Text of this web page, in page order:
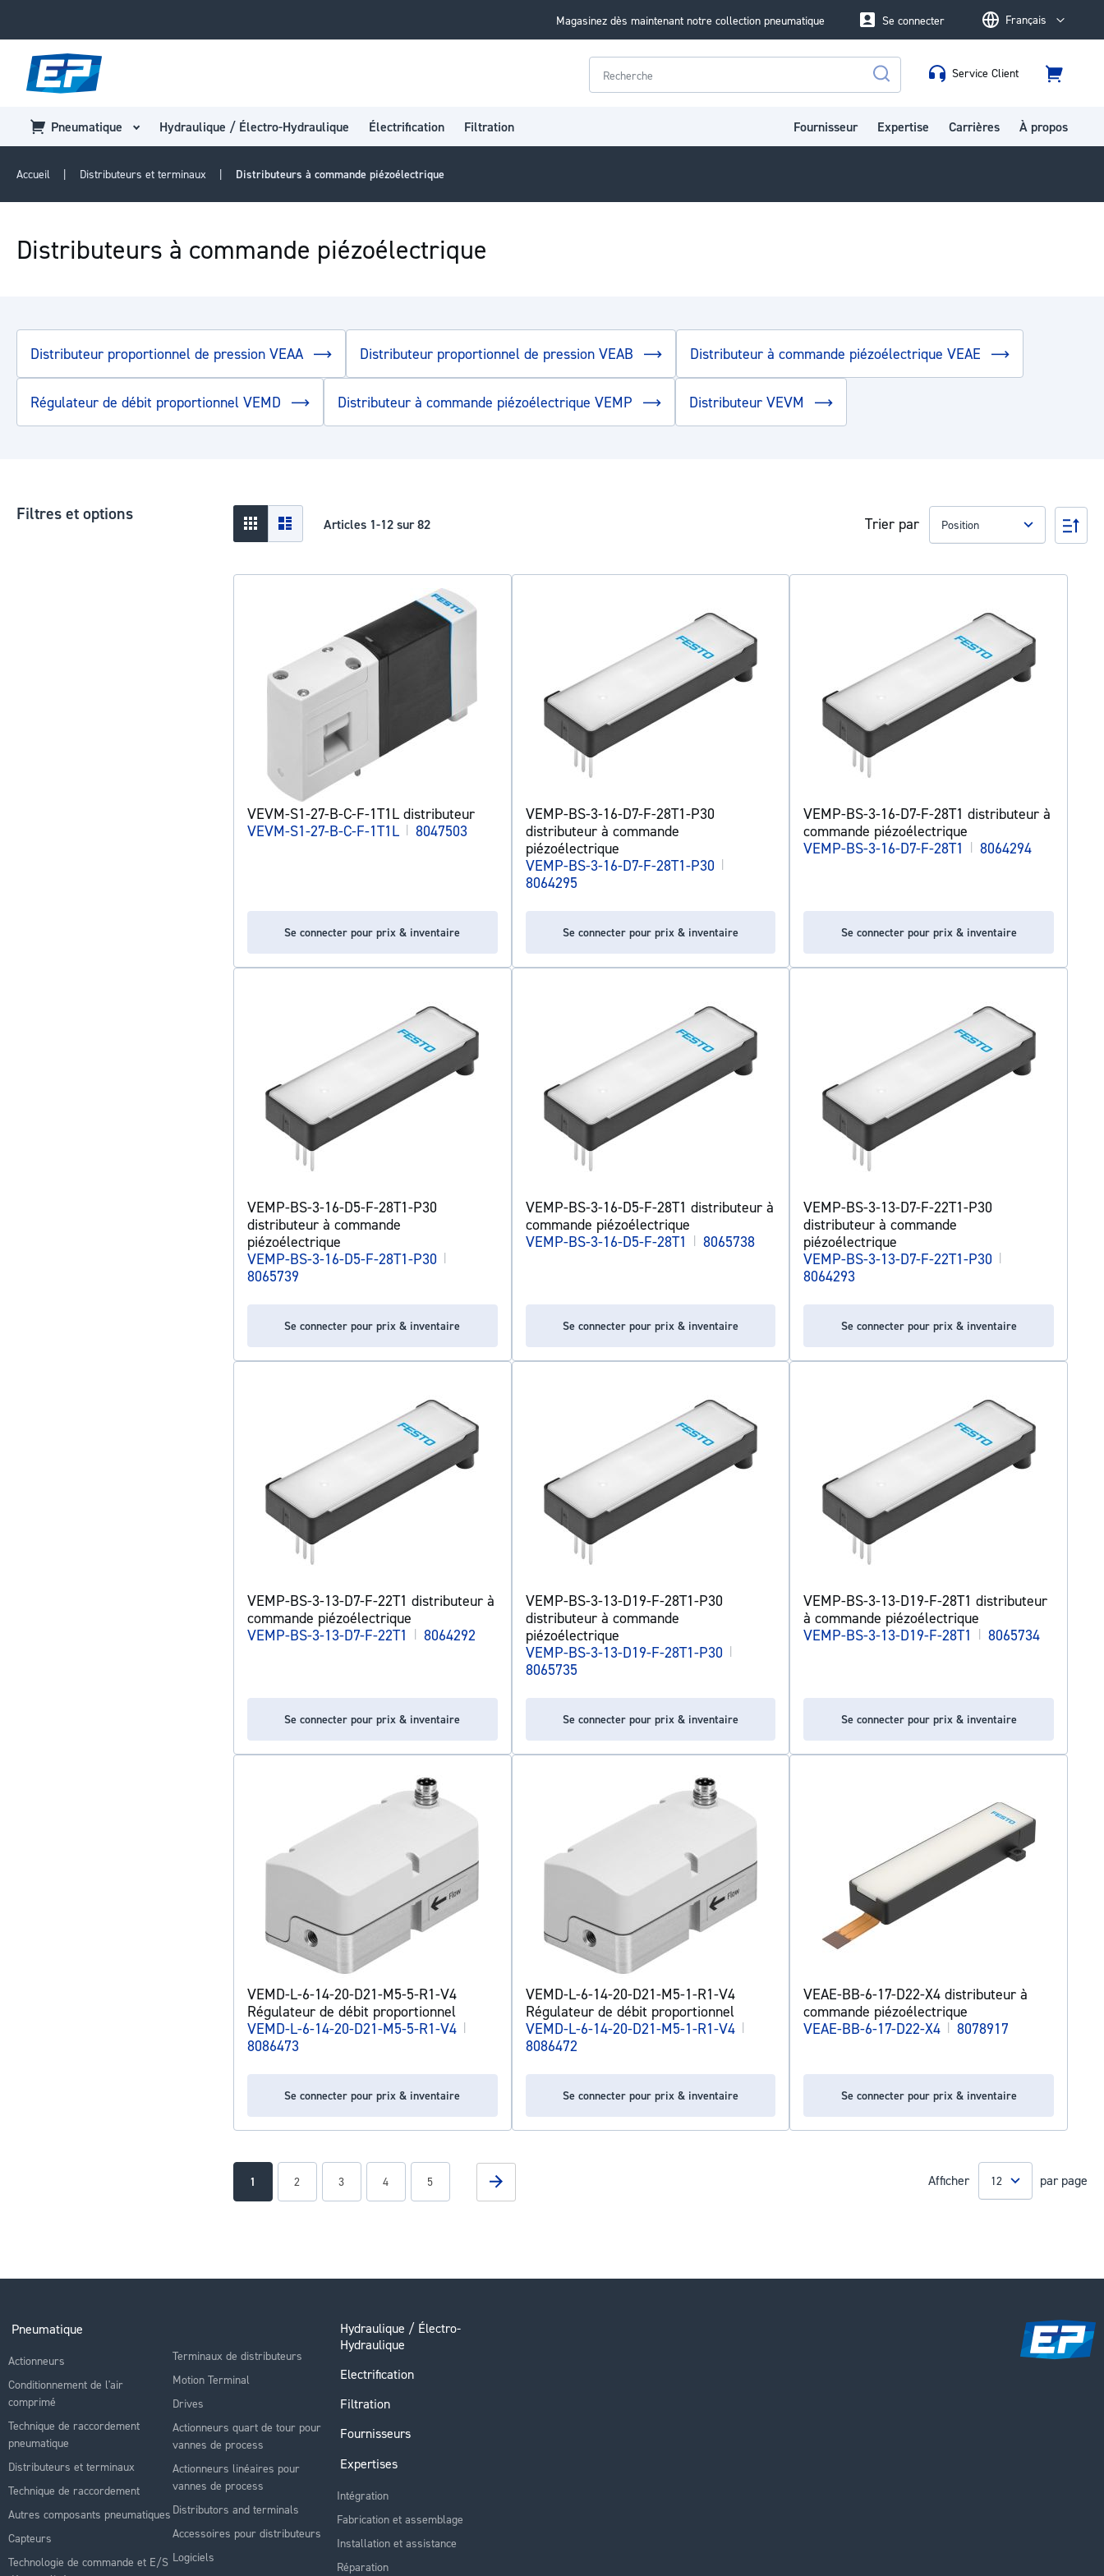
Magasinez dès maintenant notre collection pneumatique LanguageFrançais
Se connecter
Rechercher
Service Client
Panier
Pneumatique Hydraulique / Électro-Hydraulique Électrification Filtration Fournisseur Expertise Carrières À propos
Accueil Distributeurs et terminaux Distributeurs à commande piézoélectrique
Distributeurs à commande piézoélectrique
Distributeur proportionnel de pression VEAA Distributeur proportionnel de pression VEAB Distributeur à commande piézoélectrique VEAE
Régulateur de débit proportionnel VEMD Distributeur à commande piézoélectrique VEMP Distributeur VEVM
Afficher
en
Grid Liste Articles 1-12sur82 Trier par
Par
VEVM-S1-27-B-C-F-1T1L distributeur
VEVM-S1-27-B-C-F-1T1L | 8047503
Se connecter pour prix & inventaire
VEMP-BS-3-16-D7-F-28T1-P30
distributeur à commande
piézoélectrique
VEMP-BS-3-16-D7-F-28T1-P30 |
8064295
Se connecter pour prix & inventaire
VEMP-BS-3-16-D7-F-28T1 distributeur à
commande piézoélectrique
VEMP-BS-3-16-D7-F-28T1
| 8064294
Se connecter pour prix & inventaire
VEMP-BS-3-16-D5-F-28T1-P30
distributeur à commande
piézoélectrique
VEMP-BS-3-16-D5-F-28T1-P30 |
8065739
Se connecter pour prix & inventaire
VEMP-BS-3-16-D5-F-28T1 distributeur à
commande piézoélectrique
VEMP-BS-3-16-D5-F-28T1
| 8065738
Se connecter pour prix & inventaire
VEMP-BS-3-13-D7-F-22T1-P30
distributeur à commande
piézoélectrique
VEMP-BS-3-13-D7-F-22T1-P30 |
8064293
Se connecter pour prix & inventaire
VEMP-BS-3-13-D7-F-22T1 distributeur à
commande piézoélectrique
VEMP-BS-3-13-D7-F-22T1
| 8064292
Se connecter pour prix & inventaire
VEMP-BS-3-13-D19-F-28T1-P30
distributeur à commande
piézoélectrique
VEMP-BS-3-13-D19-F-28T1-P30 |
8065735
Se connecter pour prix & inventaire
VEMP-BS-3-13-D19-F-28T1 distributeur
à commande piézoélectrique
VEMP-BS-3-13-D19-F-28T1
| 8065734
Se connecter pour prix & inventaire
VEMD-L-6-14-20-D21-M5-5-R1-V4
Régulateur de débit proportionnel
VEMD-L-6-14-20-D21-M5-5-R1-V4 |
8086473
Se connecter pour prix & inventaire
VEMD-L-6-14-20-D21-M5-1-R1-V4
Régulateur de débit proportionnel
VEMD-L-6-14-20-D21-M5-1-R1-V4 |
8086472
Se connecter pour prix & inventaire
VEAE-BB-6-17-D22-X4 distributeur à
commande piézoélectrique
VEAE-BB-6-17-D22-X4 | 8078917
Se connecter pour prix & inventaire
PageYou're currently reading page
1 Page
2 Page
3 Page
4 Page
5 Page
Suivant Afficher par page
Filtres et options
Pneumatique
Actionneurs
Conditionnement de l'air
comprimé
Technique de raccordement
pneumatique
Distributeurs et terminaux
Technique de raccordement
Autres composants pneumatiques
Capteurs
Technologie de commande et E/S
Terminaux de distributeurs
Motion Terminal
Drives
Actionneurs quart de tour pour
vannes de process
Actionneurs linéaires pour
vannes de process
Distributors and terminals
Accessoires pour distributeurs
Logiciels
Hydraulique / Électro-
Hydraulique
Electrification
Filtration
Fournisseurs
Expertises
Intégration
Fabrication et assemblage
Installation et assistance
Réparation